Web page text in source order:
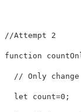
//Attempt 2
function
// Only
let count=0 ;